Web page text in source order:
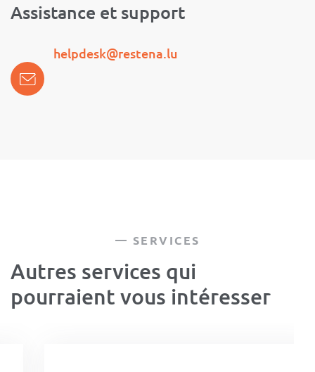
Assistance et support
helpdesk@restena.lu
SERVICES
Autres services qui
pourraient vous intéresser